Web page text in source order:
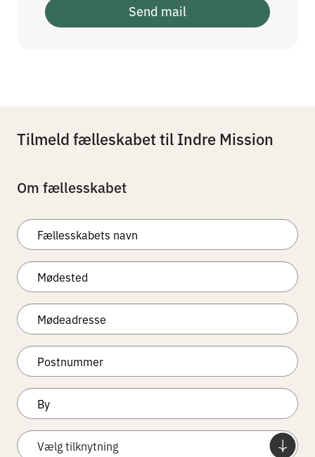
Send mail
Tilmeld fælleskabet til Indre Mission
Om fællesskabet